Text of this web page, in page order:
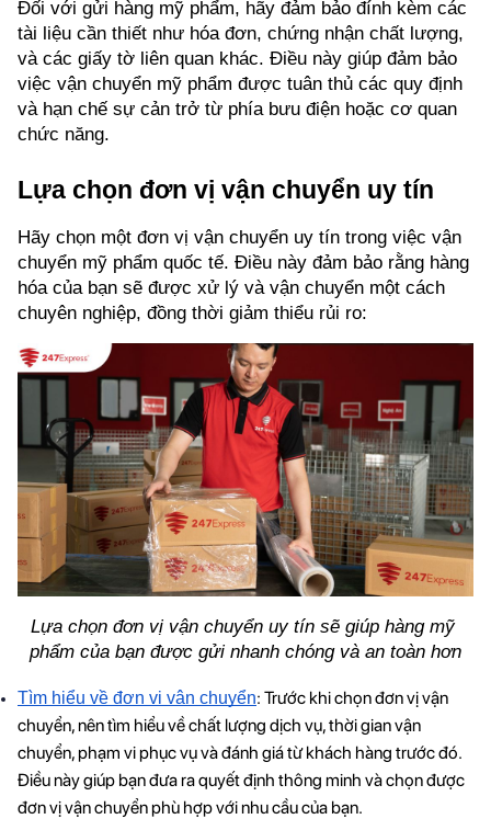
Đối với gửi hàng mỹ phẩm, hãy đảm bảo đính kèm các
tài liệu cần thiết như hóa đơn, chứng nhận chất lượng,
và các giấy tờ liên quan khác. Điều này giúp đảm bảo
việc vận chuyển mỹ phẩm được tuân thủ các quy định
và hạn chế sự cản trở từ phía bưu điện hoặc cơ quan
chức năng.
Lựa chọn đơn vị vận chuyển uy tín
Hãy chọn một đơn vị vận chuyển uy tín trong việc vận
chuyển mỹ phẩm quốc tế. Điều này đảm bảo rằng hàng
hóa của bạn sẽ được xử lý và vận chuyển một cách
chuyên nghiệp, đồng thời giảm thiểu rủi ro:
Lựa chọn đơn vị vận chuyển uy tín sẽ giúp hàng mỹ
phẩm của bạn được gửi nhanh chóng và an toàn hơn
Tìm hiểu về đơn vị vận chuyển: Trước khi chọn đơn vị vận
chuyển, nên tìm hiểu về chất lượng dịch vụ, thời gian vận
chuyển, phạm vi phục vụ và đánh giá từ khách hàng trước đó.
Điều này giúp bạn đưa ra quyết định thông minh và chọn được
đơn vị vận chuyển phù hợp với nhu cầu của bạn.